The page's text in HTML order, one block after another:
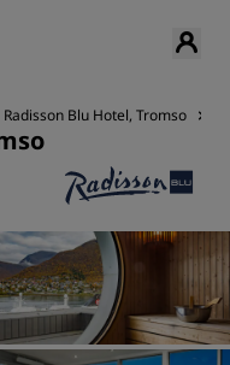
Radisson Blu Hotel, Tromso